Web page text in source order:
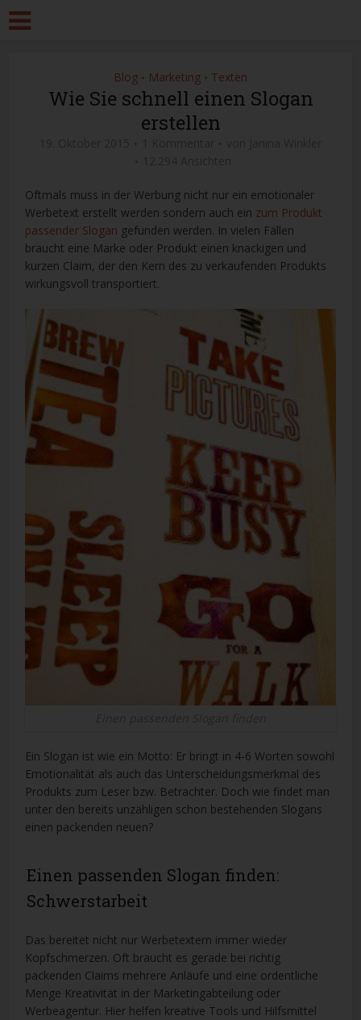
Blog Marketing Texten
Wie Sie schnell einen Slogan
erstellen
Oftmals muss in der Werbung nicht nur ein emotionaler
Werbetext erstellt werden sondern auch ein zum Produkt
passender Slogan gefunden werden. In vielen Fällen
braucht eine Marke oder Produkt einen knackigen und
kurzen Claim, der den Kern des zu verkaufenden Produkts
wirkungsvoll transportiert.
Ein Slogan ist wie ein Motto: Er bringt in 4-6 Worten sowohl
Emotionalität als auch das Unterscheidungsmerkmal des
Produkts zum Leser bzw. Betrachter. Doch wie findet man
unter den bereits unzähligen schon bestehenden Slogans
einen packenden neuen?
Einen passenden Slogan finden:
Schwerstarbeit
Das bereitet nicht nur Werbetextern immer wieder
Kopfschmerzen. Oft braucht es gerade bei richtig
packenden Claims mehrere Anläufe und eine ordentliche
Menge Kreativität in der Marketingabteilung oder
Werbeagentur. Hier helfen kreative Tools und Hilfsmittel